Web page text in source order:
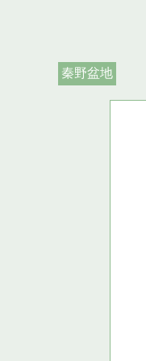
秦野盆地